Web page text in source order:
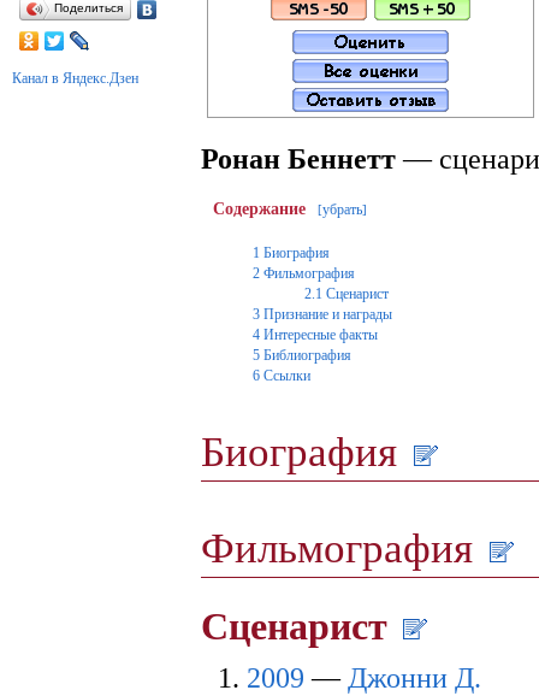
Поделиться
Канал в Яндекс.Дзен
Ронан Беннетт—
Содержание [убрать]
1 Биография
2 Фильмография
2.1 Сценарист
3 Признание и награды
4 Интересные факты
5 Библиография
6 Ссылки
Биография
Фильмография
Сценарист
2009 — Джонни Д.